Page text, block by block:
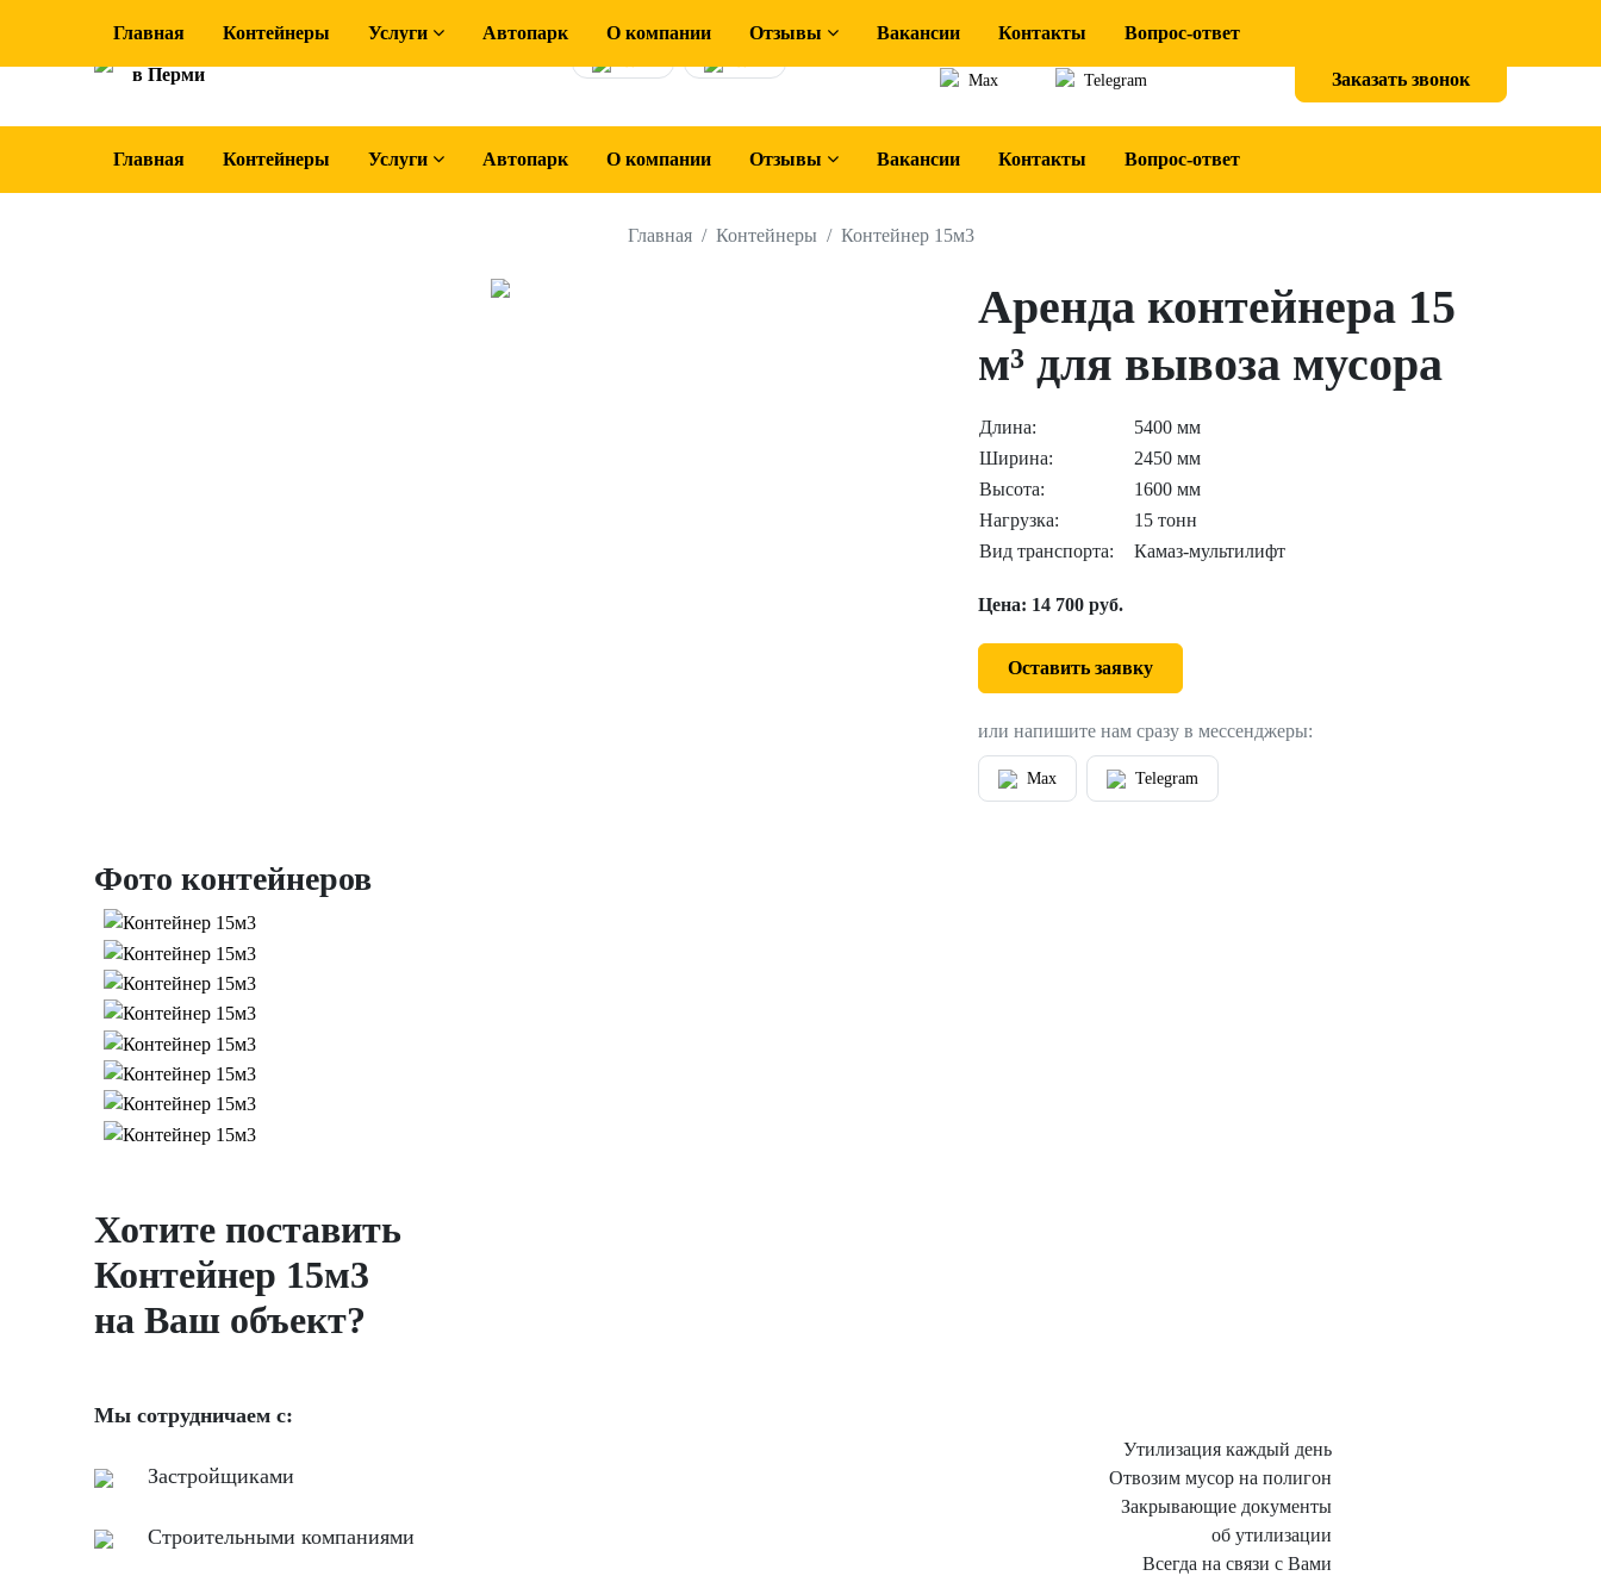
Главная Контейнеры Услуги Автопарк О компании Отзывы Вакансии Контакты
Вопрос-ответ
в Перми
Задайте вопрос напрямую в:
Max Telegram Заказать звонок
Главная Контейнеры Услуги Автопарк О компании Отзывы Вакансии Контакты Вопрос-ответ
Главная Контейнеры Контейнер 15м3
Аренда контейнера 15
м³ для вывоза мусора
Длина:
5400 мм
Ширина:
2450 мм
Высота:
1600 мм
Нагрузка:
15 тонн
Вид транспорта:
Камаз-мультилифт
Цена: 14 700 руб.
Оставить заявку
или напишите нам сразу в мессенджеры:
Max Telegram
Фото контейнеров
Хотите поставить
Контейнер 15м3
на Ваш объект?
Мы сотрудничаем с:
Застройщиками
Строительными компаниями
Утилизация каждый день
Отвозим мусор на полигон
Закрывающие документы
об утилизации
Всегда на связи с Вами